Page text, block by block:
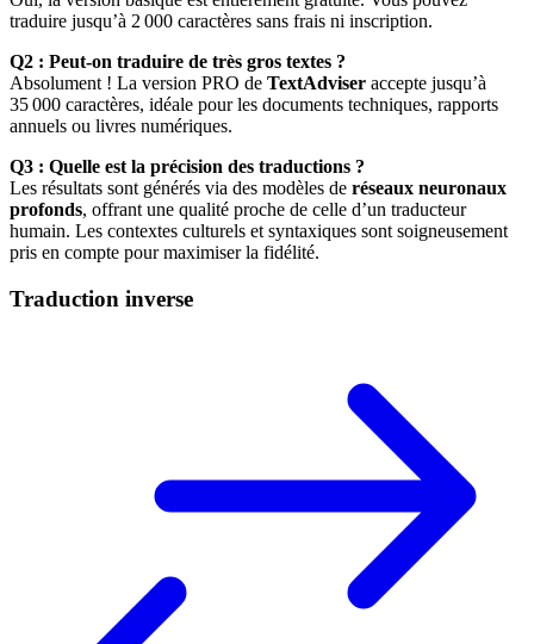
traduire jusqu’à 2 000 caractères sans frais ni inscription.
Q2 : Peut-on traduire de très gros textes ?
Absolument ! La version PRO de TextAdviser accepte jusqu’à
35 000 caractères, idéale pour les documents techniques, rapports
annuels ou livres numériques.
Q3 : Quelle est la précision des traductions ?
Les résultats sont générés via des modèles de réseaux neuronaux
profonds, offrant une qualité proche de celle d’un traducteur
humain. Les contextes culturels et syntaxiques sont soigneusement
pris en compte pour maximiser la fidélité.
Traduction inverse